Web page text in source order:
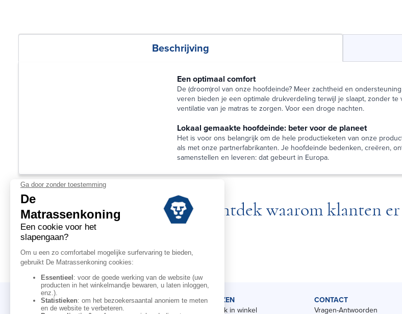
Beschrijving
Een optimaal comfort
De (droom)rol van onze hoofdeinde? Meer zachtheid en
veren bieden je een optimale drukverdeling terwijl je slaapt, zonder
ventilatie van je matras te zorgen. Voor een droge nachten.
Lokaal gemaakte hoofdeinde: beter voor de planeet
Het is voor ons belangrijk om de hele productieketen van onze
als met onze partnerfabrikanten. Je hoofdeinde bedenken, creëren,
samenstellen en leveren: dat gebeurt in Europa.
Ontdek waarom klanten
DE MATRASSENKONING
Ons verhaal
ADVIEZEN
Afspraak in winkel
CONTACT
Vragen-Antwoorden